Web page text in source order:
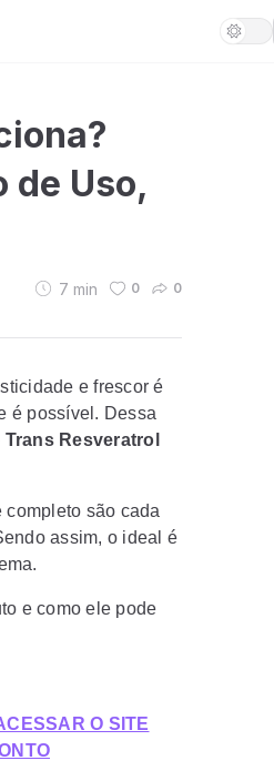
de Uso,
7 min 0 0
e frescor é
é possível. Dessa
Trans Resveratrol
completo são cada
assim, o ideal é
e como ele pode
O SITE